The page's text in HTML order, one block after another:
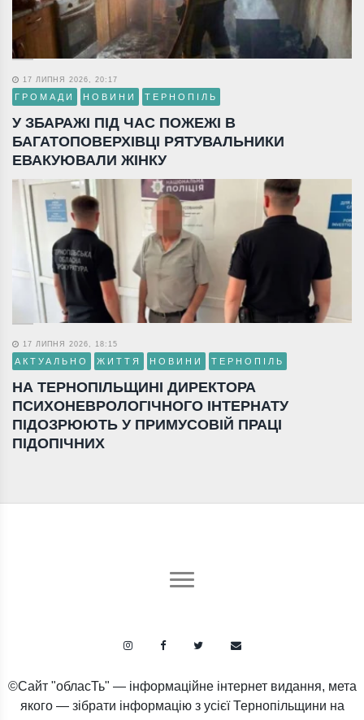
17 ЛИПНЯ 2026, 20:17
ГРОМАДИ НОВИНИ ТЕРНОПІЛЬ
У ЗБАРАЖІ ПІД ЧАС ПОЖЕЖІ В
БАГАТОПОВЕРХІВЦІ РЯТУВАЛЬНИКИ
ЕВАКУЮВАЛИ ЖІНКУ
17 ЛИПНЯ 2026, 18:15
АКТУАЛЬНО ЖИТТЯ НОВИНИ ТЕРНОПІЛЬ
НА ТЕРНОПІЛЬЩИНІ ДИРЕКТОРА
ПСИХОНЕВРОЛОГІЧНОГО ІНТЕРНАТУ
ПІДОЗРЮЮТЬ У ПРИМУСОВІЙ ПРАЦІ
ПІДОПІЧНИХ
©Сайт "обласТь" — інформаційне інтернет видання, мета
якого — зібрати інформацію з усієї Тернопільщини на